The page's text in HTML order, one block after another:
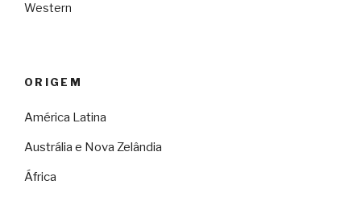
Western
ORIGEM
América Latina
Austrália e Nova Zelândia
África